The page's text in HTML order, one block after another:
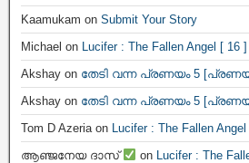
Kaamukam on Submit Your Story
Michael on Lucifer : The Fallen Angel [ 16 ]
Akshay on തേടി വന്ന പ്രണയം 5
Akshay on തേടി വന്ന പ്രണയം 5
Tom D Azeriaon Lucifer : The Fallen Angel
ആഞ്ജനേയ ദാസ്
on Lucifer : The